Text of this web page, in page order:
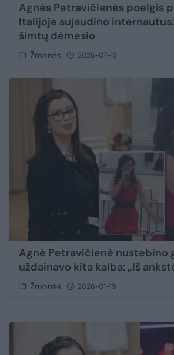
Agnės Petravičienės poelgis
Italijoje sujaudino
šimtų dėmesio
Žmonės 2026-07-15
Agnė Petravičienė nustebino
uždainavo kita kalba: „Iš
Žmonės 2026-01-19